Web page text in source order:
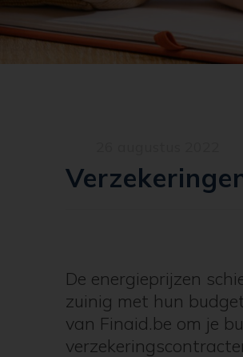
De energieprijzen
zuinig met hun
van Finaid.be om je